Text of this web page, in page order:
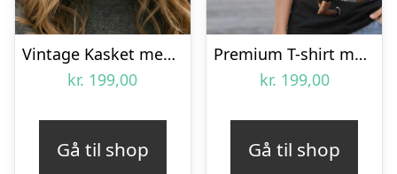
Vintage Kasket med Egen Tekst
kr. 199,00
Gå til shop
Premium T-shirt med fotocollage – 90s design
kr. 199,00
Gå til shop